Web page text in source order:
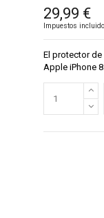
29,99 €
Impuestos
El protector de
Apple iPhone